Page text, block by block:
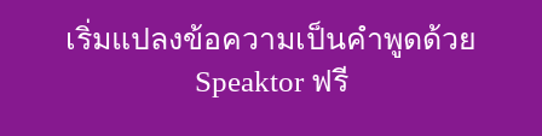
เริ่มแปลงข้อความเป็นคําพูดด้วย
Speaktor ฟรี